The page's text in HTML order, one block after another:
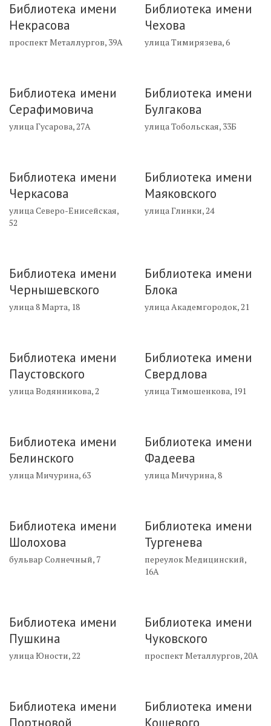
Библиотека имени
Некрасова
проспект Металлургов, 39А
Библиотека имени
Чехова
улица Тимирязева, 6
Библиотека имени
Серафимовича
улица Гусарова, 27А
Библиотека имени
Булгакова
улица Тобольская, 33Б
Библиотека имени
Черкасова
улица Северо-Енисейская,
52
Библиотека имени
Маяковского
улица Глинки, 24
Библиотека имени
Чернышевского
улица 8 Марта, 18
Библиотека имени
Блока
улица Академгородок, 21
Библиотека имени
Паустовского
улица Водянникова, 2
Библиотека имени
Свердлова
улица Тимошенкова, 191
Библиотека имени
Белинского
улица Мичурина, 63
Библиотека имени
Фадеева
улица Мичурина, 8
Библиотека имени
Шолохова
бульвар Солнечный, 7
Библиотека имени
Тургенева
переулок Медицинский,
16А
Библиотека имени
Пушкина
улица Юности, 22
Библиотека имени
Чуковского
проспект Металлургов, 20А
Библиотека имени
Портновой
Библиотека имени
Кошевого